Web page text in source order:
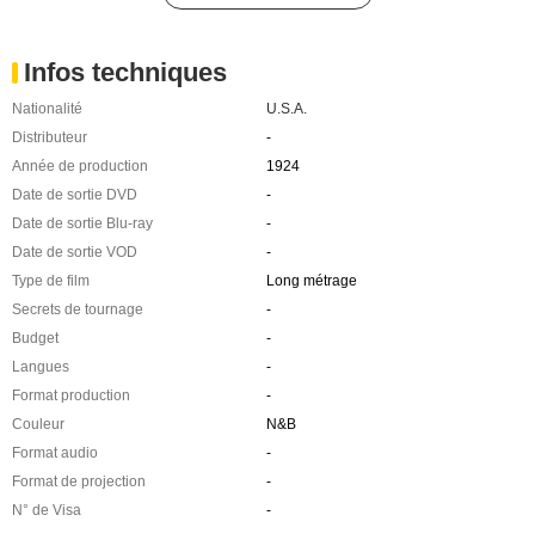
Infos techniques
Nationalité
U.S.A.
Distributeur
-
Année de production
1924
Date de sortie DVD
-
Date de sortie Blu-ray
-
Date de sortie VOD
-
Type de film
Long métrage
Secrets de tournage
-
Budget
-
Langues
-
Format production
-
Couleur
N&B
Format audio
-
Format de projection
-
N° de Visa
-